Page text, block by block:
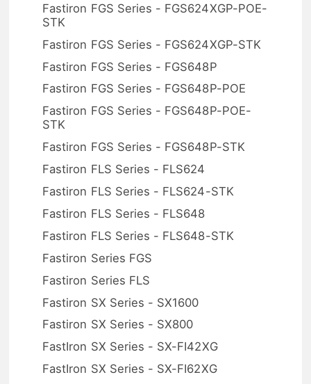
Fastiron FGS Series - FGS624XGP-POE-
STK
Fastiron FGS Series - FGS624XGP-STK
Fastiron FGS Series - FGS648P
Fastiron FGS Series - FGS648P-POE
Fastiron FGS Series - FGS648P-POE-
STK
Fastiron FGS Series - FGS648P-STK
Fastiron FLS Series - FLS624
Fastiron FLS Series - FLS624-STK
Fastiron FLS Series - FLS648
Fastiron FLS Series - FLS648-STK
Fastiron Series FGS
Fastiron Series FLS
Fastiron SX Series - SX1600
Fastiron SX Series - SX800
FastIron SX Series - SX-FI42XG
FastIron SX Series - SX-FI62XG